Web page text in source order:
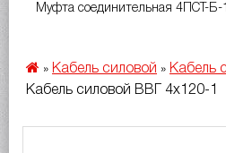
Муфта соединительная 4ПСТ-
» Кабель силовой » Кабель
Кабель силовой ВВГ 4х120-1